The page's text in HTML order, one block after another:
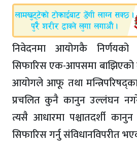
निवेदनमा आयोगकै
सिफारिस एक-आपसमा बाझिएको
आयोगले आफू तथा
प्रचलित कुनै कानुन उल्लंघन
त्यसै आधारमा पश्चातदर्शी कानुन
सिफारिस गर्नु संविधानविपरीत